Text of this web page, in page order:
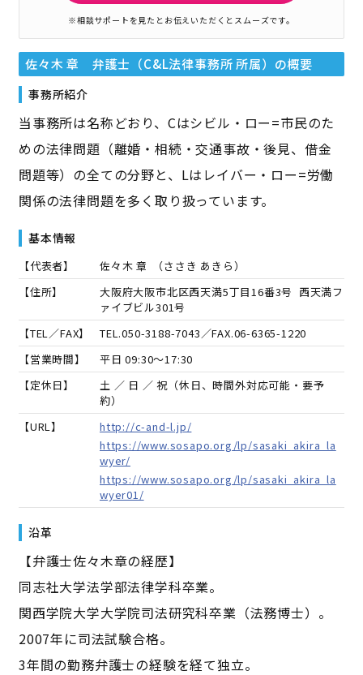
※相談サポートを見たとお伝えいただくとスムーズです。
佐々木 章 弁護士（C&L法律事務所 所属） の概要
事務所紹介
当事務所は名称どおり、Cはシビル・ロー=市民のた
めの法律問題（離婚・相続・交通事故・後見、借金
問題等）の全ての分野と、Lはレイバー・ロー=労働
関係の法律問題を多く取り扱っています。
基本情報
【代表者】 佐々木 章 （ささき あきら）
【住所】
大阪府大阪市北区西天満5丁目16番3号 西天満フ
ァイブビル301号
【TEL／FAX】
TEL.050-3188-7043 ／FAX.06-6365-1220
【営業時間】
平日 09:30～17:30
【定休日】
土 ／ 日 ／ 祝（休日、時間外対応可能・要予
約）
【URL】
http://c-and-l.jp/
https://www.sosapo.org/lp/sasaki_akira_la
wyer/
https://www.sosapo.org/lp/sasaki_akira_la
wyer01/
沿革
【弁護士佐々木章の経歴】
同志社大学法学部法律学科卒業。
関西学院大学大学院司法研究科卒業（法務博士）。
2007年に司法試験合格。
3年間の勤務弁護士の経験を経て独立。